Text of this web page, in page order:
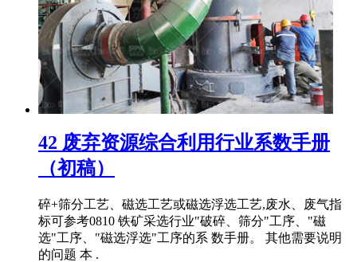
42 废弃资源综合利用行业系数手册
（初稿）
碎+筛分工艺、磁选工艺或磁选浮选工艺,废水、废气指
标可参考0810 铁矿采选行业"破碎、筛分"工序、"磁
选"工序、"磁选浮选"工序的系 数手册。 其他需要说明
的问题 本 .